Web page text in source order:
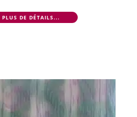
PLUS DE DÉTAILS...